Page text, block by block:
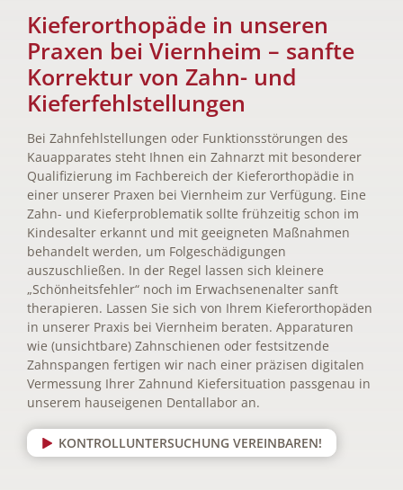
Kieferorthopäde in unseren
Praxen bei Viernheim – sanfte
Korrektur von Zahn- und
Kieferfehlstellungen
Bei Zahnfehlstellungen oder Funktionsstörungen des
Kauapparates steht Ihnen ein Zahnarzt mit besonderer
Qualifizierung im Fachbereich der Kieferorthopädie in
einer unserer Praxen bei Viernheim zur Verfügung. Eine
Zahn- und Kieferproblematik sollte frühzeitig schon im
Kindesalter erkannt und mit geeigneten Maßnahmen
behandelt werden, um Folgeschädigungen
auszuschließen. In der Regel lassen sich kleinere
„Schönheitsfehler“ noch im Erwachsenenalter sanft
therapieren. Lassen Sie sich von Ihrem Kieferorthopäden
in unserer Praxis bei Viernheim beraten. Apparaturen
wie (unsichtbare) Zahnschienen oder festsitzende
Zahnspangen fertigen wir nach einer präzisen digitalen
Vermessung Ihrer Zahnund Kiefersituation passgenau in
unserem hauseigenen Dentallabor an.
KONTROLLUNTERSUCHUNG VEREINBAREN!